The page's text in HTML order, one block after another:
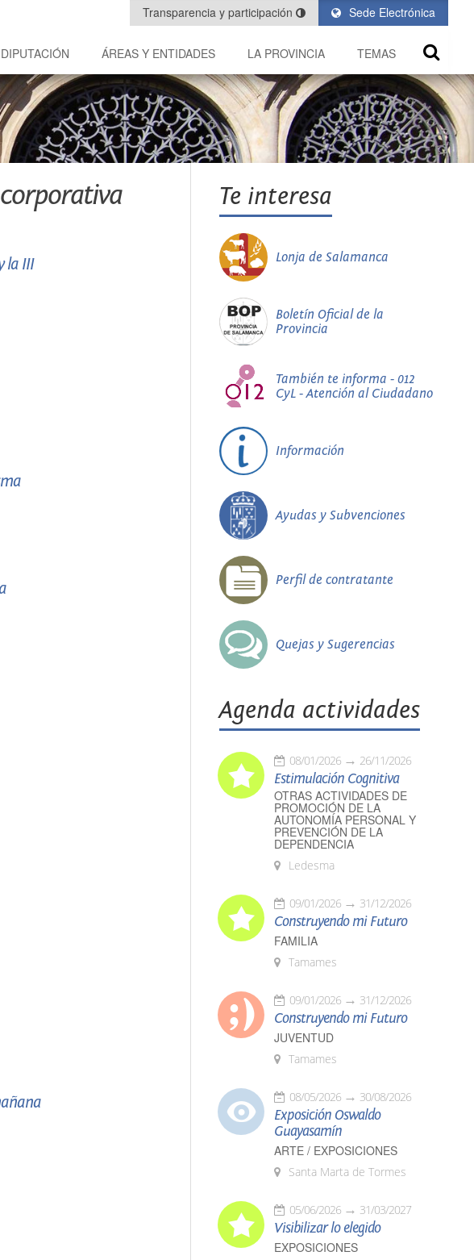
Sede Electrónica
Transparencia y participación
ÁREAS Y ENTIDADES LA PROVINCIA TEMAS
la III
Te interesa
Lonja de Salamanca
Boletín Oficial de la
Provincia
También te informa - 012
CyL - Atención al Ciudadano
Información
Ayudas y Subvenciones
Perfil de contratante
Quejas y Sugerencias
Agenda actividades
08/01/2026 26/11/2026
Estimulación Cognitiva
OTRAS ACTIVIDADES DE
PROMOCIÓN DE LA
AUTONOMÍA PERSONAL Y
PREVENCIÓN DE LA
DEPENDENCIA
Ledesma
09/01/2026 31/12/2026
Construyendo mi Futuro
FAMILIA
Tamames
09/01/2026 31/12/2026
Construyendo mi Futuro
JUVENTUD
Tamames
08/05/2026 30/08/2026
Exposición Oswaldo
Guayasamín
ARTE / EXPOSICIONES
Santa Marta de Tormes
05/06/2026 31/03/2027
Visibilizar lo elegido
EXPOSICIONES